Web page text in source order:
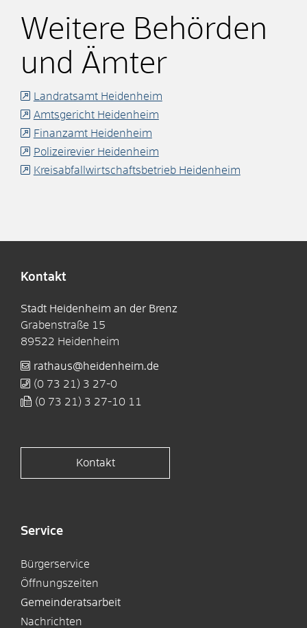
Weitere Behörden
und Ämter
Landratsamt Heidenheim
Amtsgericht Heidenheim
Finanzamt Heidenheim
Polizeirevier Heidenheim
Kreisabfallwirtschaftsbetrieb Heidenheim
Kontakt
Stadt Heidenheim an der Brenz
Grabenstraße 15
89522 Heidenheim
rathaus@heidenheim.de
(0 73 21) 3 27-0
(0 73 21) 3 27-10 11
Kontakt
Service
Bürgerservice
Öffnungszeiten
Gemeinderatsarbeit
Nachrichten